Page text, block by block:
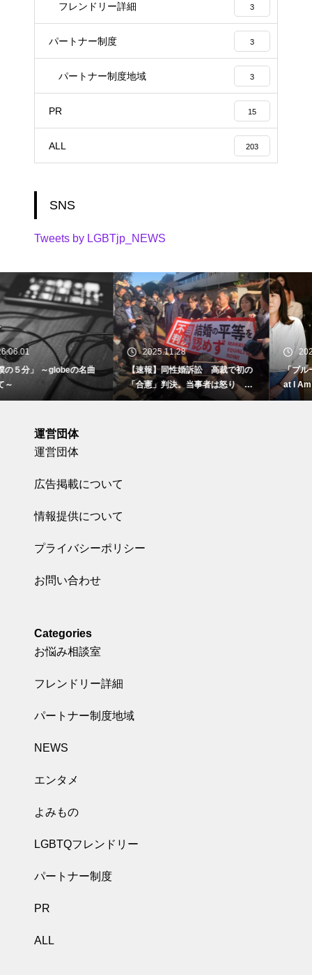
フレンドリー詳細 3
パートナー制度 3
パートナー制度地域 3
PR 15
ALL 203
SNS
Tweets by LGBTjp_NEWS
2025.11.28
【速報】同性婚訴訟 高裁で初の
「合憲」判決。当事者は怒り 東
京地裁で
2025.10.19
「ブルーボーイ事件」 ～I Am Wh
at I Am～
運営団体
運営団体
広告掲載について
情報提供について
プライバシーポリシー
お問い合わせ
Categories
お悩み相談室
フレンドリー詳細
パートナー制度地域
NEWS
エンタメ
よみもの
LGBTQフレンドリー
パートナー制度
PR
ALL